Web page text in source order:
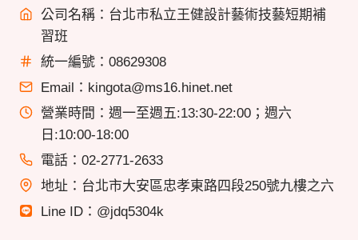
公司名稱：台北市私立王健設計藝術技藝短期補
習班
統一編號：08629308
Email：kingota@ms16.hinet.net
營業時間：週一至週五:13:30-22:00；週六
日:10:00-18:00
電話：02-2771-2633
地址：台北市大安區忠孝東路四段250號九樓之六
Line ID：@jdq5304k